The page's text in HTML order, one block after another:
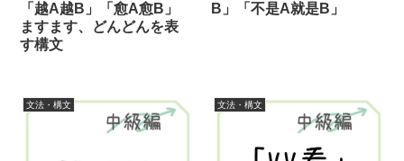
「越A越B」「愈A愈B」
ますます、どんどんを表
す構文
B」「不是A就是B」
文法・構文 文法・構文